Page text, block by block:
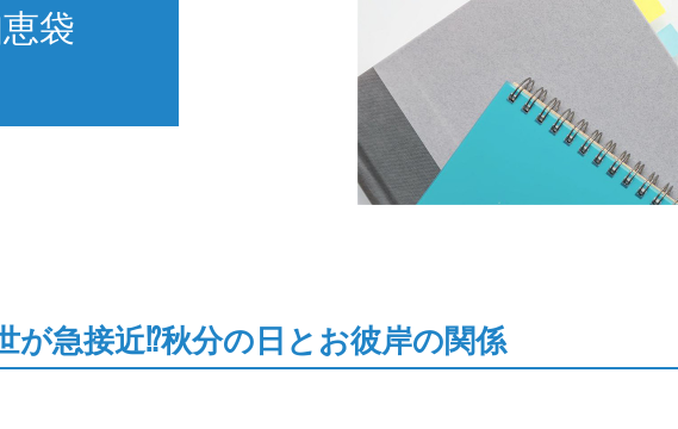
袋
が急接近⁉秋分の日とお彼岸の関係